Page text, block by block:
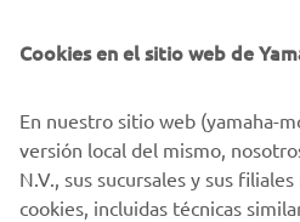
Cookies en el sitio web de
En nuestro sitio web (yamaha-
versión local del mismo,
N.V., sus sucursales y sus
cookies, incluidas técnicas